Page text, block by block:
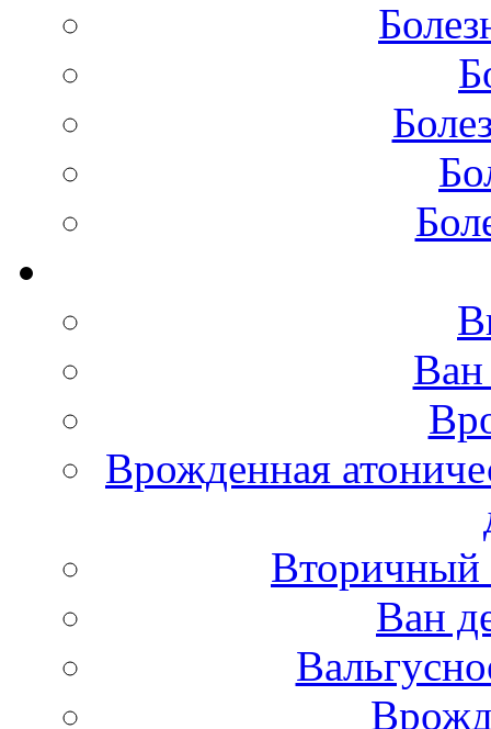
Врожденная
Вторичный
Ван